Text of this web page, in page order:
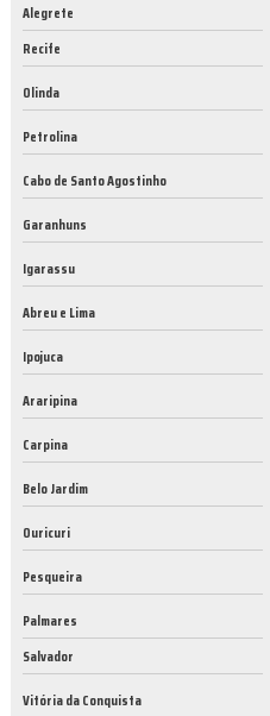
Alegrete
Recife
Olinda
Petrolina
Cabo de Santo Agostinho
Garanhuns
Igarassu
Abreu e Lima
Ipojuca
Araripina
Carpina
Belo Jardim
Ouricuri
Pesqueira
Palmares
Salvador
Vitória da Conquista